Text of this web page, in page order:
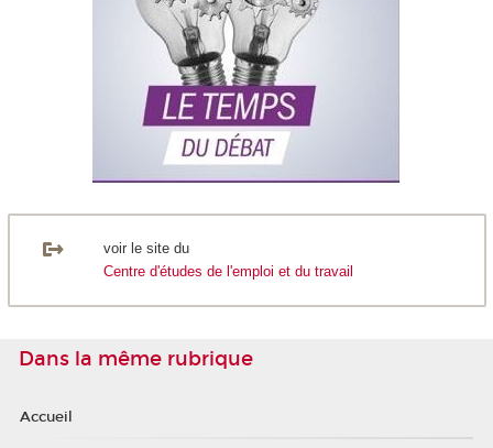
voir le site du
Centre d'études de l'emploi et du travail
Dans la même rubrique
Accueil